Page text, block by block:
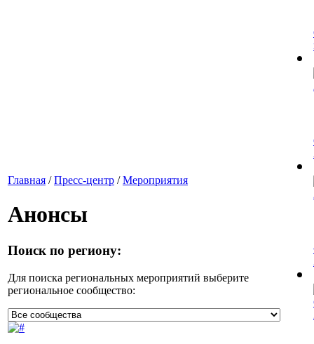
Главная /Пресс-центр /Мероприятия
Анонсы
Поиск по региону:
Для поиска региональных мероприятий выберите
региональное сообщество: